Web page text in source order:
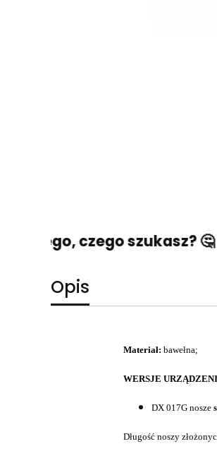
tego, czego szukasz? 🤔
Opis
Materiał: bawełna;
WERSJE
DX 017G nosze
Długość noszy